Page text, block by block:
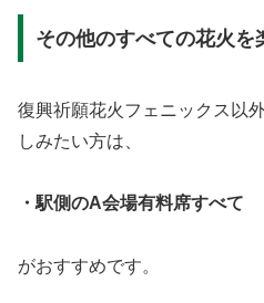
その他のすべての花火を
復興祈願花火フェニックス以
しみたい方は、
・駅側のA会場有料席すべて
がおすすめです。